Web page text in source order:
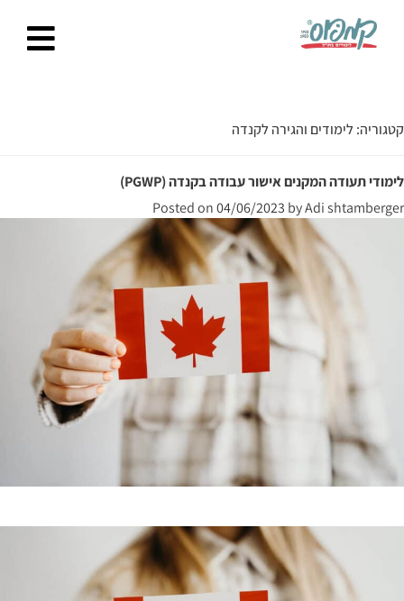
content
קטגוריה: לימודים והגירה לקנדה
לימודי תעודה המקנים אישור עבודה בקנדה (PGWP)
Posted on04/06/2023 byAdi shtamberger